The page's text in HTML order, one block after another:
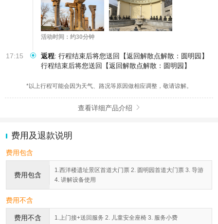
活动时间：约30分钟
17:15 返程: 行程结束后将您送回【返回解散点解散：圆明园】
行程结束后将您送回【返回解散点解散：圆明园】
*以上行程可能会因为天气、路况等原因做相应调整，敬请谅解。
查看详细产品介绍 
费用及退款说明
费用包含
费用包含
1.西洋楼遗址景区首道大门票 2. 圆明园首道大门票 3. 导游
4. 讲解设备使用
费用不含
费用不含 1.上门接+送回服务 2. 儿童安全座椅 3. 服务小费